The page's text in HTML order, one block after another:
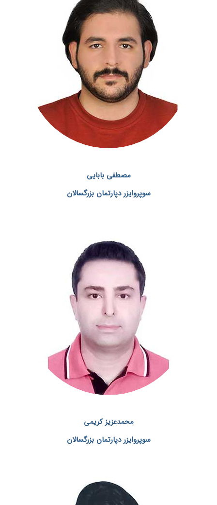
مصطفی بابایی
سوپروایزر دپارتمان بزرگسالان
محمدعزیز کریمی
سوپروایزر دپارتمان بزرگسالان